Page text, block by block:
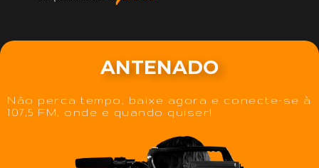
ANTENADO
Não perca tempo, baixe agora e conecte-se à
107,5 FM, onde e quando quiser!